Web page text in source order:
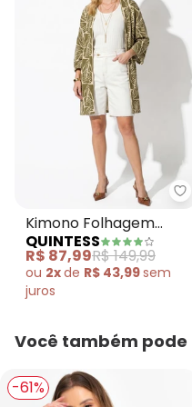
Kimono Folhagem
Abstrata em Malha
Texturizada
QUINTESS
R$ 87,99R$ 149,99
ou 2xde R$ 43,99sem
juros
Você também
-61%